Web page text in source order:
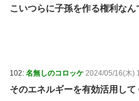
こいつらに子孫を作る権利なん
102: 名無しのコロッケ 2024/05/16(木)
そのエネルギーを有効活用して